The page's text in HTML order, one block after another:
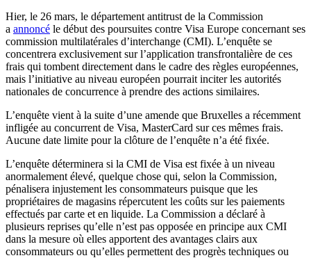
Hier, le 26 mars, le département antitrust de la Commission
a annoncé le début des poursuites contre Visa Europe concernant ses
commission multilatérales d’interchange (CMI). L’enquête se
concentrera exclusivement sur l’application transfrontalière de ces
frais qui tombent directement dans le cadre des règles européennes,
mais l’initiative au niveau européen pourrait inciter les autorités
nationales de concurrence à prendre des actions similaires.
L’enquête vient à la suite d’une amende que Bruxelles a récemment
infligée au concurrent de Visa, MasterCard sur ces mêmes frais.
Aucune date limite pour la clôture de l’enquête n’a été fixée.
L’enquête déterminera si la CMI de Visa est fixée à un niveau
anormalement élevé, quelque chose qui, selon la Commission,
pénalisera injustement les consommateurs puisque que les
propriétaires de magasins répercutent les coûts sur les paiements
effectués par carte et en liquide. La Commission a déclaré à
plusieurs reprises qu’elle n’est pas opposée en principe aux CMI
dans la mesure où elles apportent des avantages clairs aux
consommateurs ou qu’elles permettent des progrès techniques ou